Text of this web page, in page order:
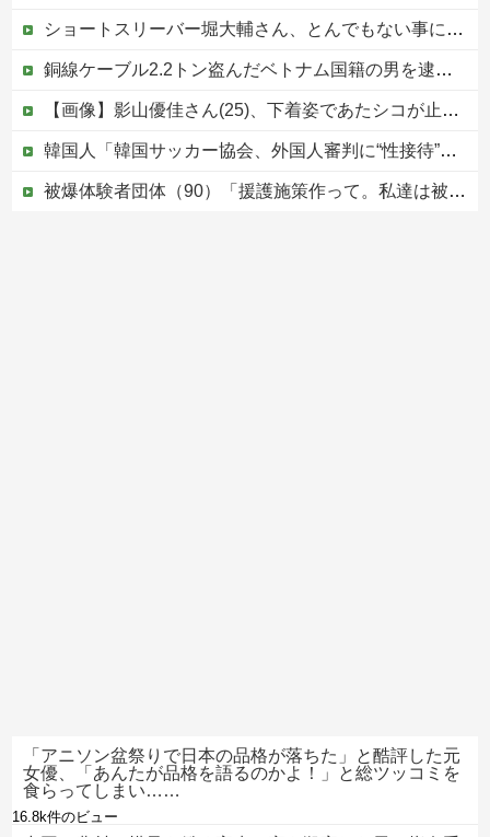
ショートスリーバー堀大輔さん、とんでもない事になるｗｗｗｗｗｗｗｗ
銅線ケーブル2.2トン盗んだベトナム国籍の男を逮捕 #移民 #外国人 #ニュース
【画像】影山優佳さん(25)、下着姿であたシコが止まらない
韓国人「韓国サッカー協会、外国人審判に“性接待”報道・・・」→「2002年の審判買収が事実だったのか？」「日本人が言ってたこと正しかったね・・・...
被爆体験者団体（90）「援護施策作って。私達は被爆して健康を失った」
「アニソン盆祭りで日本の品格が落ちた」と酷評した元
女優、「あんたが品格を語るのかよ！」と総ツッコミを
食らってしまい……
16.8k件のビュー